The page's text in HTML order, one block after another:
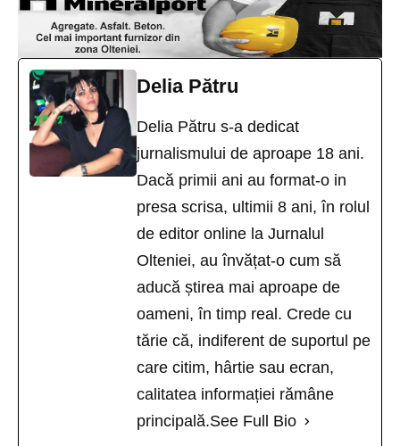
Delia Pătru
Delia Pătru s-a dedicat
jurnalismului de aproape 18 ani.
Dacă primii ani au format-o in
presa scrisa, ultimii 8 ani, în rolul
de editor online la Jurnalul
Olteniei, au învățat-o cum să
aducă știrea mai aproape de
oameni, în timp real. Crede cu
tărie că, indiferent de suportul pe
care citim, hârtie sau ecran,
calitatea informației rămâne
principală.See Full Bio